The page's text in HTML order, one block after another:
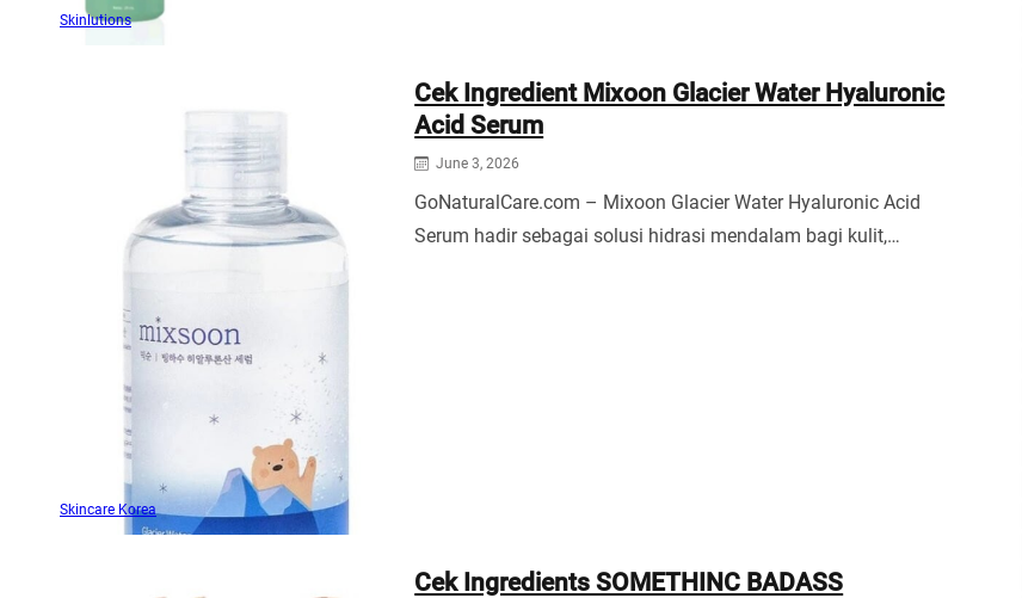
Skinlutions
Skincare Korea
Cek Ingredient Mixoon Glacier Water Hyaluronic
Acid Serum
June 3, 2026
GoNaturalCare.com – Mixoon Glacier Water Hyaluronic Acid
Serum hadir sebagai solusi hidrasi mendalam bagi kulit,…
Cek Ingredients SOMETHINC BADASS